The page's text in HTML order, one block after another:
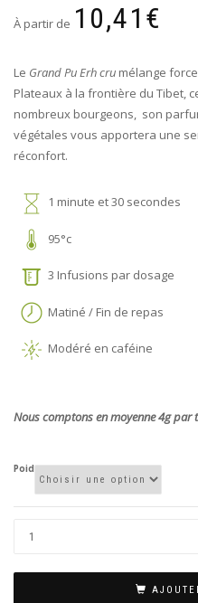
À partir de 10,41 €
Le Grand Pu Erh cru mélange
Plateaux à la frontière du Tibet,
nombreux bourgeons, son
végétales vous apportera une
réconfort.
1 minute et 30 secondes
95°c
3 Infusions par dosage
Matiné / Fin de repas
Modéré en caféine
Nous comptons en moyenne 4g
Poid